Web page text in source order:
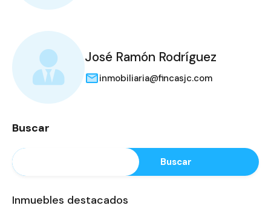
José Ramón Rodríguez
inmobiliaria@fincasjc.com
Buscar
Buscar
Inmuebles destacados